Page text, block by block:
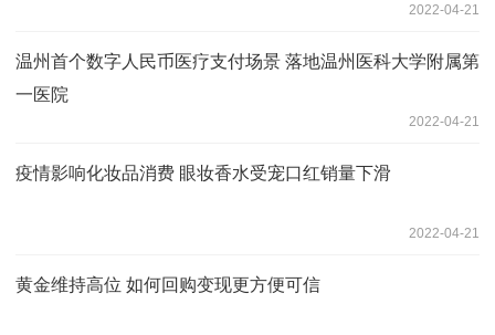
2022-04-21
温州首个数字人民币医疗支付场景 落地温州医科大学附属第
一医院
2022-04-21
疫情影响化妆品消费 眼妆香水受宠口红销量下滑
2022-04-21
黄金维持高位 如何回购变现更方便可信